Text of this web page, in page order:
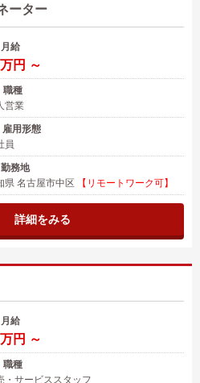
ーター
月給
円 ～
職種
営業
雇用形態
員
勤務地
県 名古屋市中区
【リモートワーク可】
詳細をみる
月給
円 ～
職種
・サービススタッフ